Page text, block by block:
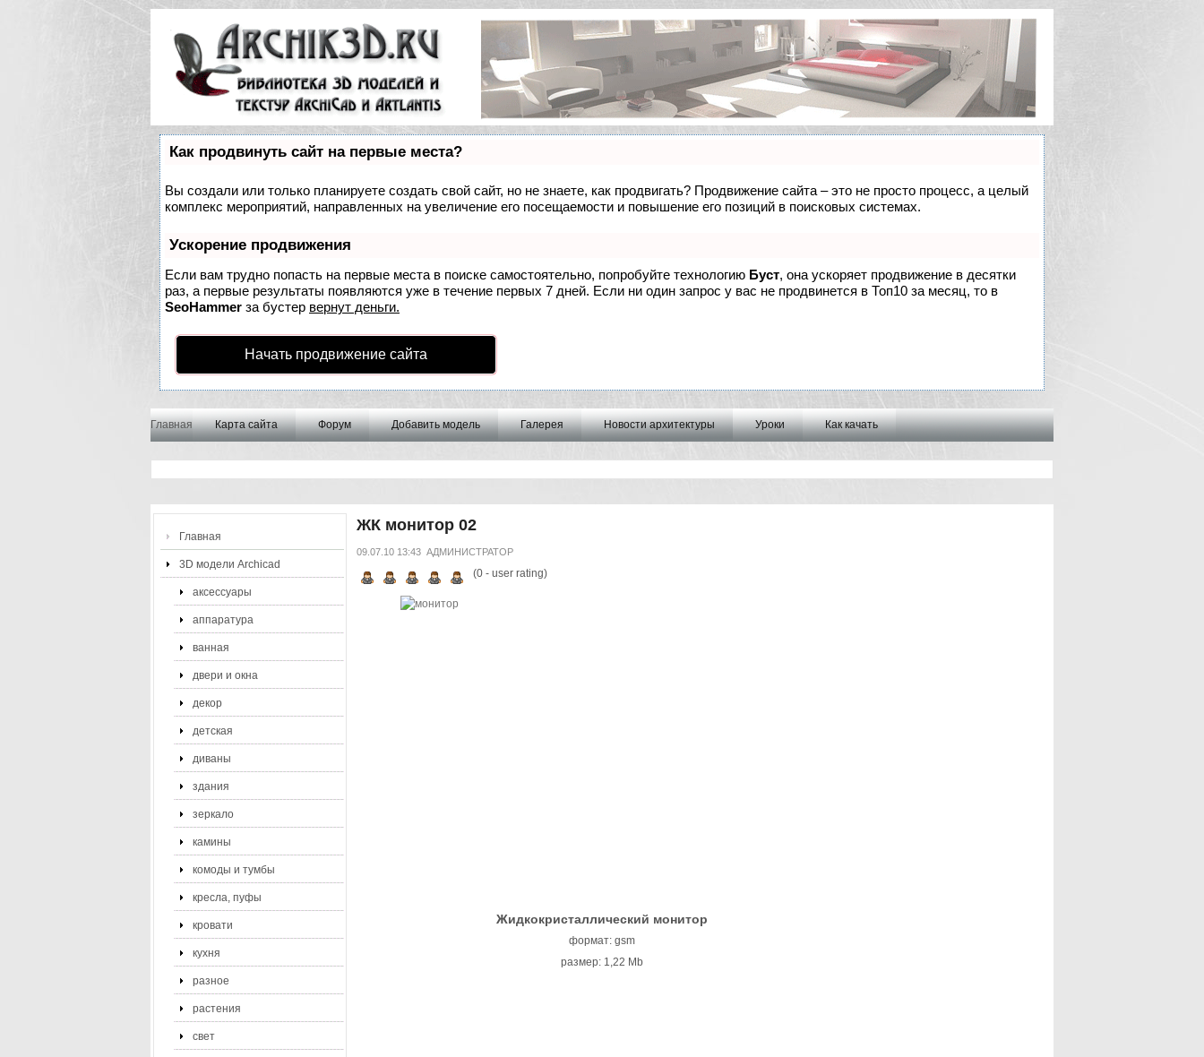
Как продвинуть сайт на первые места?
Вы создали или только планируете создать свой сайт, но не знаете, как продвигать? Продвижение сайта – это не просто процесс, а целый
комплекс мероприятий, направленных на увеличение его посещаемости и повышение его позиций в поисковых системах.
Ускорение продвижения
Если вам трудно попасть на первые места в поиске самостоятельно, попробуйте технологию Буст, она ускоряет продвижение в десятки
раз, а первые результаты появляются уже в течение первых 7 дней. Если ни один запрос у вас не продвинется в Топ10 за месяц, то в
SeoHammer за бустер вернут деньги.
Начать продвижение сайта
Главная Карта сайта Форум Добавить модель Галерея Новости архитектуры Уроки Как качать
Главная
3D модели Archicad
аксессуары
аппаратура
ванная
двери и окна
декор
детская
диваны
здания
зеркало
камины
комоды и тумбы
кресла, пуфы
кровати
кухня
разное
растения
свет
ЖК монитор 02
09.07.10 13:43 АДМИНИСТРАТОР
(0- user rating)
Жидкокристаллический монитор
формат: gsm
размер: 1,22 Mb